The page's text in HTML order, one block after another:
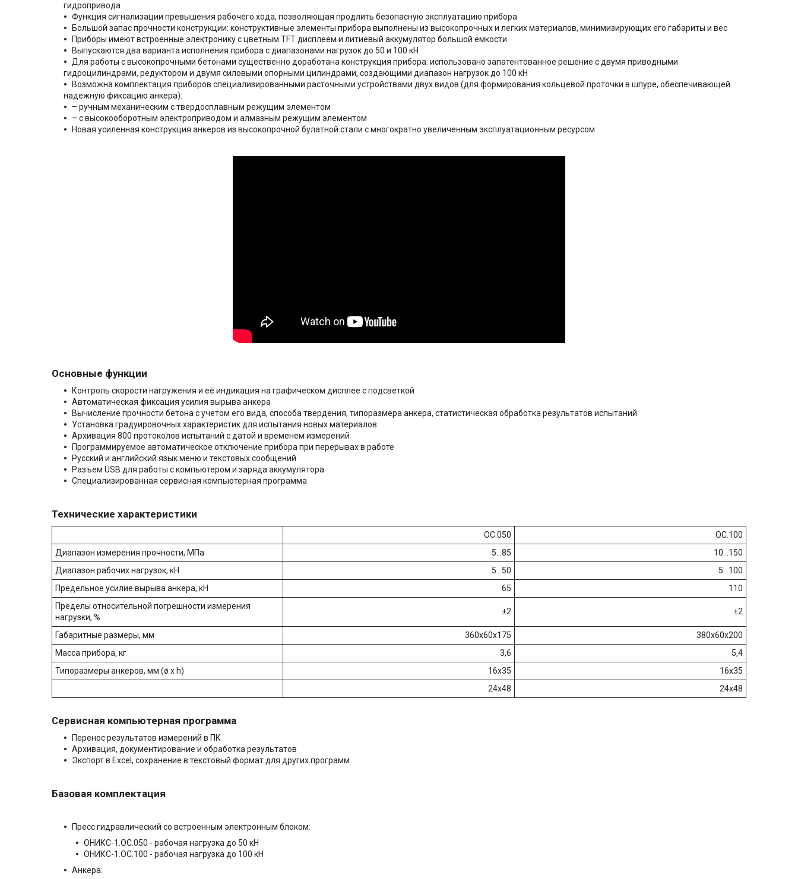
гидропривода
Функция сигнализации превышения рабочего хода, позволяющая продлить безопасную эксплуатацию прибора
Большой запас прочности конструкции: конструктивные элементы прибора выполнены из высокопрочных и легких материалов, минимизирующих его габариты и вес
Приборы имеют встроенные электронику с цветным TFT дисплеем и литиевый аккумулятор большой ёмкости
Выпускаются два варианта исполнения прибора с диапазонами нагрузок до 50 и 100 кН
Для работы с высокопрочными бетонами существенно доработана конструкция прибора: использовано запатентованное решение с двумя приводными
гидроцилиндрами, редуктором и двумя силовыми опорными цилиндрами, создающими диапазон нагрузок до 100 кН
Возможна комплектация приборов специализированными расточными устройствами двух видов (для формирования кольцевой проточки в шпуре, обеспечивающей
надежную фиксацию анкера):
– ручным механическим с твердосплавным режущим элементом
– с высокооборотным электроприводом и алмазным режущим элементом
Новая усиленная конструкция анкеров из высокопрочной булатной стали с многократно увеличенным эксплуатационным ресурсом
Основные функции
Контроль скорости нагружения и её индикация на графическом дисплее с подсветкой
Автоматическая фиксация усилия вырыва анкера
Вычисление прочности бетона с учетом его вида, способа твердения, типоразмера анкера, статистическая обработка результатов испытаний
Установка градуировочных характеристик для испытания новых материалов
Архивация 800 протоколов испытаний с датой и временем измерений
Программируемое автоматическое отключение прибора при перерывах в работе
Русский и английский язык меню и текстовых сообщений
Разъем USB для работы с компьютером и заряда аккумулятора
Специализированная сервисная компьютерная программа
Технические характеристики
ОС.050
ОС.100
Диапазон измерения прочности, МПа
5...85
10...150
Диапазон рабочих нагрузок, кН
5...50
5...100
Предельное усилие вырыва анкера, кН
65
110
Пределы относительной погрешности измерения
нагрузки, %
±2 ±2
Габаритные размеры, мм 360х60х175
380х60х200
Масса прибора, кг
3,6
5,4
Типоразмеры анкеров, мм (ø x h)
16х35
16х35
24х48
24х48
Сервисная компьютерная программа
Перенос результатов измерений в ПК
Архивация, документирование и обработка результатов
Экспорт в Excel, сохранение в текстовый формат для других программ
Базовая комплектация
Пресс гидравлический со встроенным электронным блоком:
ОНИКС-1.ОС.050 - рабочая нагрузка до 50 кН
ОНИКС-1.ОС.100 - рабочая нагрузка до 100 кН
Анкера: